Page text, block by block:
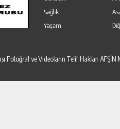
Sağlık
Yaşam
ve Videoların Telif Hakları